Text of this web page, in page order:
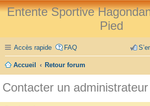
Entente Sportive
Pied
Accès rapide FAQ
Accueil Retour forum
Contacter un